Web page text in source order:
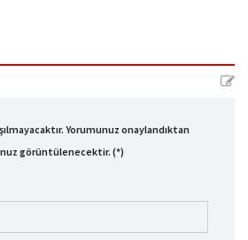
Yorumunuz onaylandıktan
görüntülenecektir. (*)